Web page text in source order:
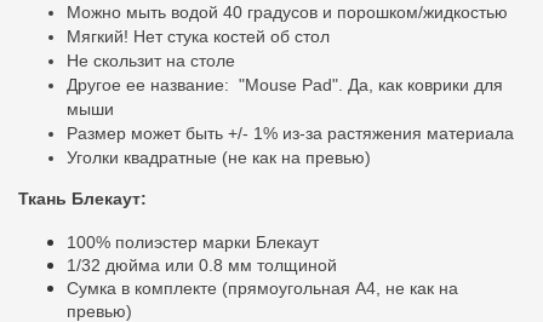
Можно мыть водой 40 градусов и порошком/жидкостью
Мягкий! Нет стука костей об стол
Не скользит на столе
Другое ее название: "Mouse Pad". Да, как коврики для
мыши
Размер может быть +/- 1% из-за растяжения материала
Уголки квадратные (не как на превью)
Ткань Блекаут:
100% полиэстер марки Блекаут
1/32 дюйма или 0.8 мм толщиной
Сумка в комплекте (прямоугольная A4, не как на
превью)